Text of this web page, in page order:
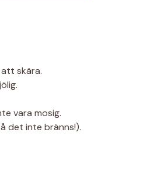
skära.
vara mosig.
det inte bränns!).